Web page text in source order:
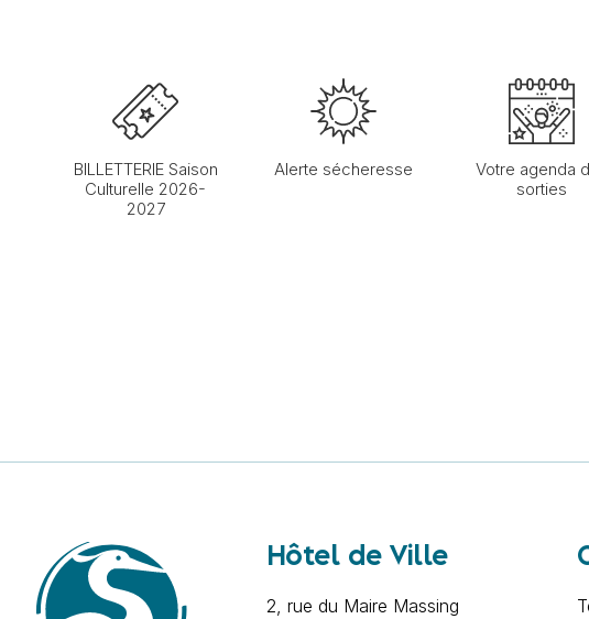
BILLETTERIE Saison
Culturelle 2026-
2027
Alerte sécheresse
Votre agenda
sorties
Hôtel de Ville
2, rue du Maire Massing